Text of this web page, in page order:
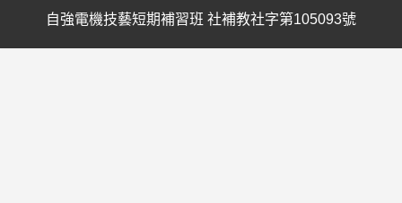
自強電機技藝短期補習班 社補教社字第105093號